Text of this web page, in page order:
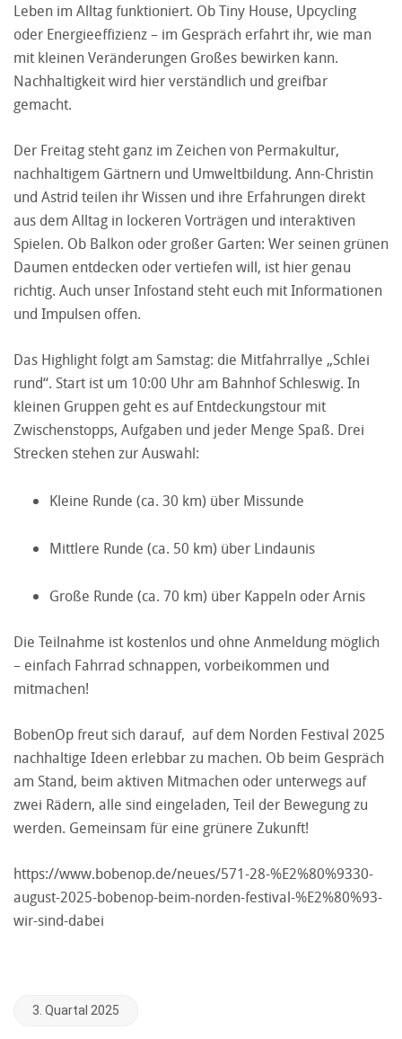
Leben im Alltag funktioniert. Ob Tiny House, Upcycling
oder Energieeffizienz – im Gespräch erfahrt ihr, wie man
mit kleinen Veränderungen Großes bewirken kann.
Nachhaltigkeit wird hier verständlich und greifbar
gemacht.
Der Freitag steht ganz im Zeichen von Permakultur,
nachhaltigem Gärtnern und Umweltbildung. Ann-Christin
und Astrid teilen ihr Wissen und ihre Erfahrungen direkt
aus dem Alltag in lockeren Vorträgen und interaktiven
Spielen. Ob Balkon oder großer Garten: Wer seinen grünen
Daumen entdecken oder vertiefen will, ist hier genau
richtig. Auch unser Infostand steht euch mit Informationen
und Impulsen offen.
Das Highlight folgt am Samstag: die Mitfahrrallye „Schlei
rund“. Start ist um 10:00 Uhr am Bahnhof Schleswig. In
kleinen Gruppen geht es auf Entdeckungstour mit
Zwischenstopps, Aufgaben und jeder Menge Spaß. Drei
Strecken stehen zur Auswahl:
Kleine Runde (ca. 30 km) über Missunde
Mittlere Runde (ca. 50 km) über Lindaunis
Große Runde (ca. 70 km) über Kappeln oder Arnis
Die Teilnahme ist kostenlos und ohne Anmeldung möglich
– einfach Fahrrad schnappen, vorbeikommen und
mitmachen!
BobenOp freut sich darauf, auf dem Norden Festival 2025
nachhaltige Ideen erlebbar zu machen. Ob beim Gespräch
am Stand, beim aktiven Mitmachen oder unterwegs auf
zwei Rädern, alle sind eingeladen, Teil der Bewegung zu
werden. Gemeinsam für eine grünere Zukunft!
https://www.bobenop.de/neues/571-28-%E2%80%9330-
august-2025-bobenop-beim-norden-festival-%E2%80%93-
wir-sind-dabei
3. Quartal 2025